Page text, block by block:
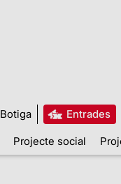
Botiga Entrades
Projecte social